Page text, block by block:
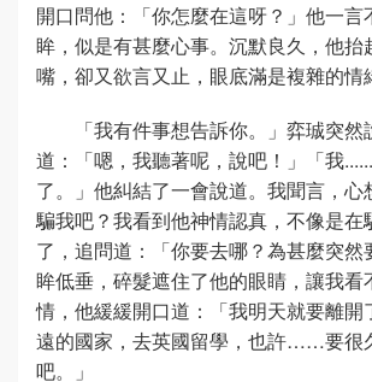
開口問他：「你怎麼在這呀？」他一言
眸，似是有甚麼心事。沉默良久，他抬
嘴，卻又欲言又止，眼底滿是複雜的情
「我有件事想告訴你。」弈珹突
道：「嗯，我聽著呢，說吧！」「我
了。」他糾結了一會說道。我聞言，心
騙我吧？我看到他神情認真，不像是在
了，追問道：「你要去哪？為甚麼突然
眸低垂，碎髮遮住了他的眼睛，讓我看
情，他緩緩開口道：「我明天就要離開
遠的國家，去英國留學，也許……要很
吧。」